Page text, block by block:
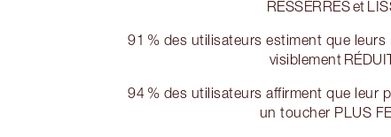
RESSERRÉS et
91 % des utilisateurs estiment que leurs
visiblement
94 % des utilisateurs affirment que leur
un toucher PLUS